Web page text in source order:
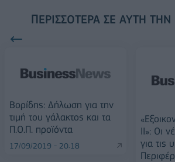
ΠΕΡΙΣΣΌΤΕΡΑ ΣΕ ΑΥΤΉ ΤΗΝ
Βορίδης: Δήλωση για την
τιμή του γάλακτος και τα
Π.Ο.Π. προϊόντα
17/09/2019 - 20:18
II»: Οι
για τις